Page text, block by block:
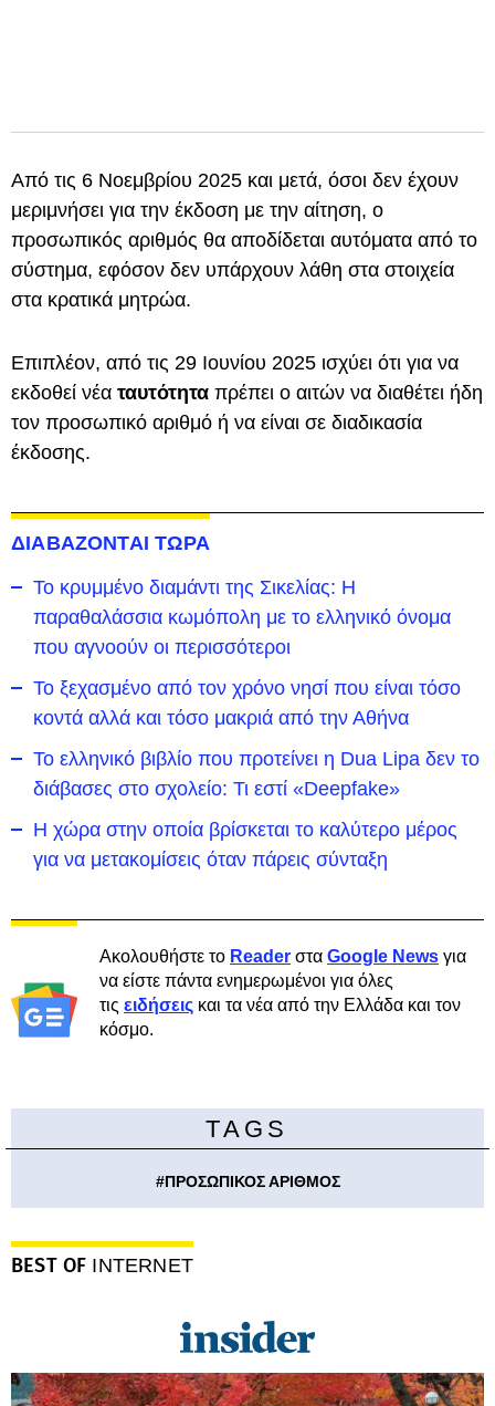
Από τις 6 Νοεμβρίου 2025 και μετά, όσοι δεν έχουν
μεριμνήσει για την έκδοση με την αίτηση, ο
προσωπικός αριθμός θα αποδίδεται αυτόματα από το
σύστημα, εφόσον δεν υπάρχουν λάθη στα στοιχεία
στα κρατικά μητρώα.
Επιπλέον, από τις 29 Ιουνίου 2025 ισχύει ότι για να
εκδοθεί νέα ταυτότητα πρέπει ο αιτών να διαθέτει ήδη
τον προσωπικό αριθμό ή να είναι σε διαδικασία
έκδοσης.
ΔΙΑΒΑΖΟΝΤΑΙ ΤΩΡΑ
Το κρυμμένο διαμάντι της Σικελίας: Η
παραθαλάσσια κωμόπολη με το ελληνικό όνομα
που αγνοούν οι περισσότεροι
To ξεχασμένο από τον χρόνο νησί που είναι τόσο
κοντά αλλά και τόσο μακριά από την Αθήνα
Το ελληνικό βιβλίο που προτείνει η Dua Lipa δεν το
διάβασες στο σχολείο: Τι εστί «Deepfake»
Η χώρα στην οποία βρίσκεται το καλύτερο μέρος
για να μετακομίσεις όταν πάρεις σύνταξη
Ακολουθήστε το Reader στα Google News για
να είστε πάντα ενημερωμένοι για όλες
τις ειδήσεις και τα νέα από την Ελλάδα και τον
κόσμο.
TAGS
#ΠΡΟΣΩΠΙΚΟΣ ΑΡΙΘΜΟΣ
BEST OF INTERNET